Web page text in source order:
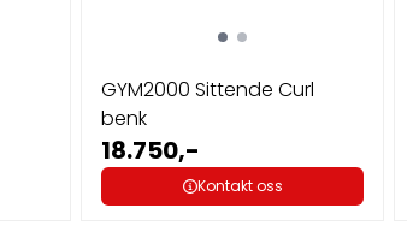
GYM2000 Sittende Curl
benk
18.750,-
Kontakt oss